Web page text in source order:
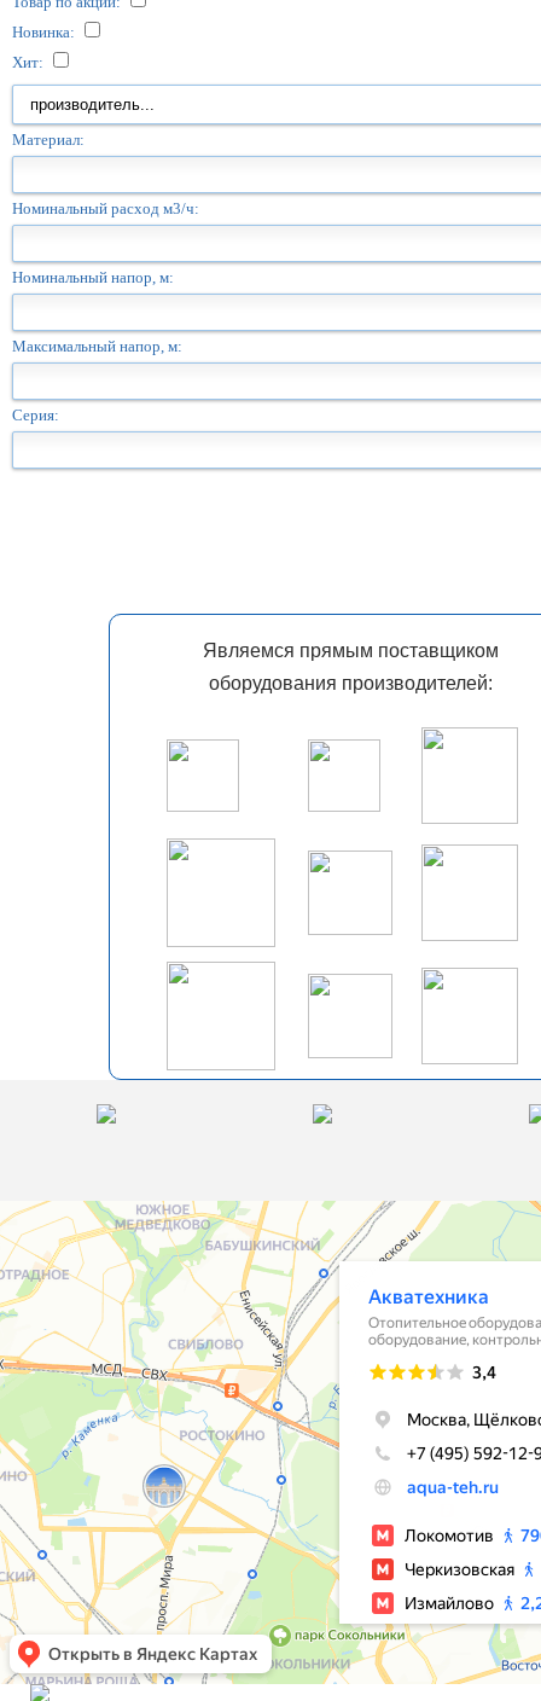
Новинка:
Хит:
Материал:
Номинальный расход м3/ч:
Номинальный напор, м:
Максимальный напор, м:
Серия:
Являемся прямым поставщиком
оборудования производителей: